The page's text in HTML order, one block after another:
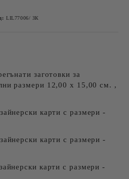
LIL77006/ ЗК
заготовки за
размери 12,00 х 15,00 см. ,
карти с размери -
карти с размери -
карти с размери -